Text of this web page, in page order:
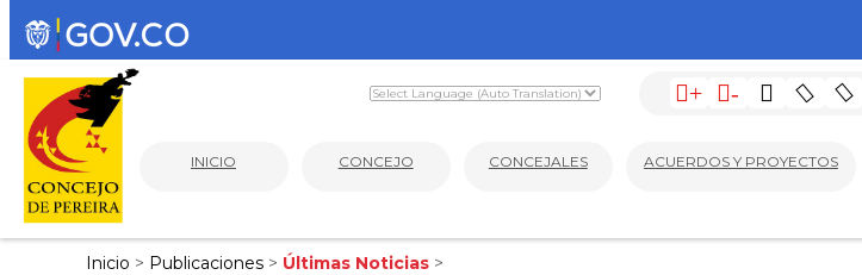
+ -
INICIO CONCEJO CONCEJALES ACUERDOS Y PROYECTOS
Inicio > Publicaciones > Últimas Noticias >